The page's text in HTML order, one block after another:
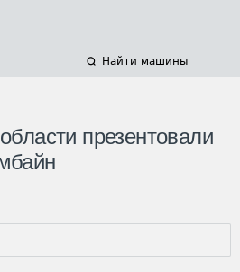
Найти машины
презентовали